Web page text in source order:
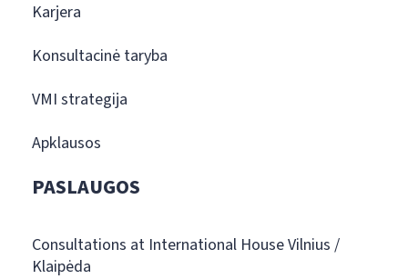
Karjera
Konsultacinė taryba
VMI strategija
Apklausos
PASLAUGOS
Consultations at International House Vilnius /
Klaipėda